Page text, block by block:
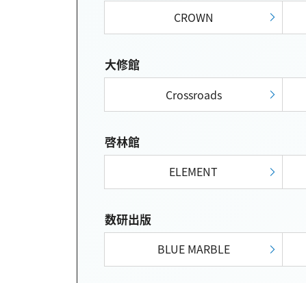
CROWN
大修館
Crossroads
啓林館
ELEMENT
数研出版
BLUE MARBLE